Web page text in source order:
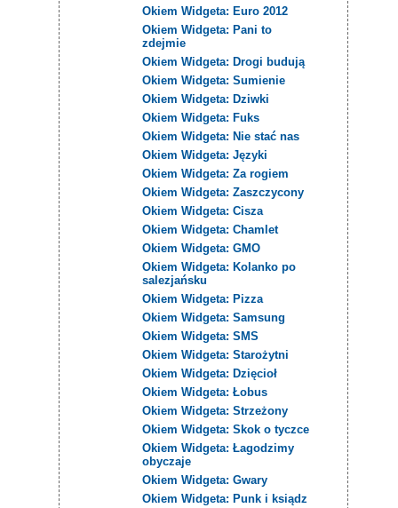
Okiem Widgeta: Euro 2012
Okiem Widgeta: Pani to
zdejmie
Okiem Widgeta: Drogi budują
Okiem Widgeta: Sumienie
Okiem Widgeta: Dziwki
Okiem Widgeta: Fuks
Okiem Widgeta: Nie stać nas
Okiem Widgeta: Języki
Okiem Widgeta: Za rogiem
Okiem Widgeta: Zaszczycony
Okiem Widgeta: Cisza
Okiem Widgeta: Chamlet
Okiem Widgeta: GMO
Okiem Widgeta: Kolanko po
salezjańsku
Okiem Widgeta: Pizza
Okiem Widgeta: Samsung
Okiem Widgeta: SMS
Okiem Widgeta: Starożytni
Okiem Widgeta: Dzięcioł
Okiem Widgeta: Łobus
Okiem Widgeta: Strzeżony
Okiem Widgeta: Skok o tyczce
Okiem Widgeta: Łagodzimy
obyczaje
Okiem Widgeta: Gwary
Okiem Widgeta: Punk i ksiądz